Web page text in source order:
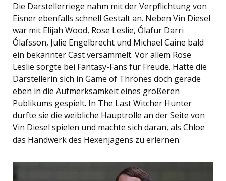
Die Darstellerriege nahm mit der Verpflichtung von
Eisner ebenfalls schnell Gestalt an. Neben Vin Diesel
war mit Elijah Wood, Rose Leslie, Ólafur Darri
Ólafsson, Julie Engelbrecht und Michael Caine bald
ein bekannter Cast versammelt. Vor allem Rose
Leslie sorgte bei Fantasy-Fans für Freude. Hatte die
Darstellerin sich in Game of Thrones doch gerade
eben in die Aufmerksamkeit eines größeren
Publikums gespielt. In The Last Witcher Hunter
durfte sie die weibliche Hauptrolle an der Seite von
Vin Diesel spielen und machte sich daran, als Chloe
das Handwerk des Hexenjagens zu erlernen.